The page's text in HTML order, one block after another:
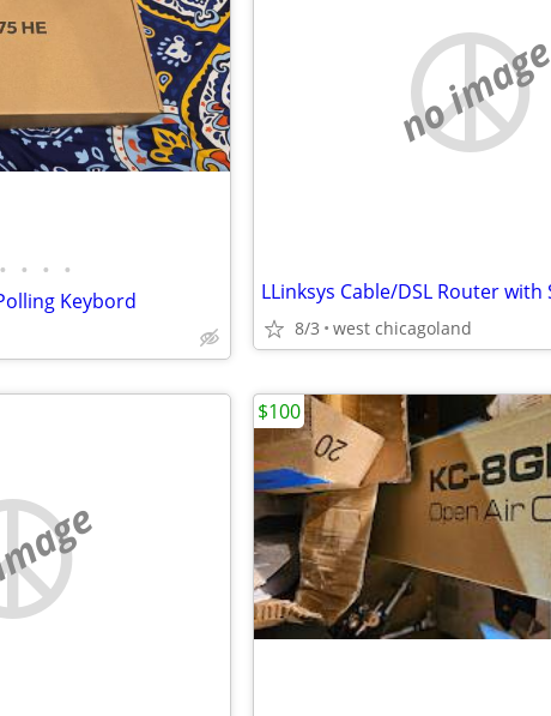
• • • •
Keybord
no image
LLinksys Cable/DSL Router with
8/3 west chicagoland
$100